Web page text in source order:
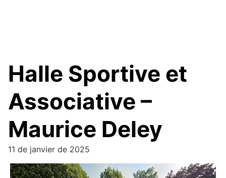
Halle Sportive et
Associative –
Maurice Deley
11 de janvier de 2025